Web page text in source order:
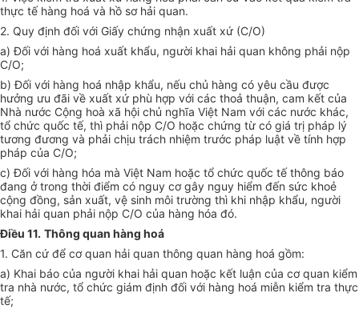
thực tế hàng hoá và hồ sơ hải quan.
2. Quy định đối với Giấy chứng nhận xuất xứ (C/O)
a) Đối với hàng hoá xuất khẩu, người khai hải quan không phải nộp
C/O;
b) Đối với hàng hoá nhập khẩu, nếu chủ hàng có yêu cầu được
hưởng ưu đãi về xuất xứ phù hợp với các thoả thuận, cam kết của
Nhà nước Cộng hoà xã hội chủ nghĩa Việt Nam với các nước khác,
tổ chức quốc tế, thì phải nộp C/O hoặc chứng từ có giá trị pháp lý
tương đương và phải chịu trách nhiệm trước pháp luật về tính hợp
pháp của C/O;
c) Đối với hàng hóa mà Việt Nam hoặc tổ chức quốc tế thông báo
đang ở trong thời điểm có nguy cơ gây nguy hiểm đến sức khoẻ
cộng đồng, sản xuất, vệ sinh môi trường thì khi nhập khẩu, người
khai hải quan phải nộp C/O của hàng hóa đó.
Điều 11. Thông quan hàng hoá
1. Căn cứ để cơ quan hải quan thông quan hàng hoá gồm:
a) Khai báo của người khai hải quan hoặc kết luận của cơ quan kiểm
tra nhà nước, tổ chức giám định đối với hàng hoá miễn kiểm tra thực
tế;